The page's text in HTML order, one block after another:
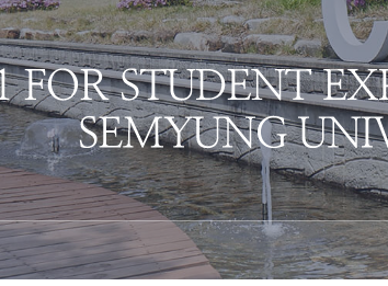
인사말 역대총장
제8,9대 총장 이용걸
제6,7대 총장 김유성
제5대 총장 김광림
제4대 총장 염재선
일반ㆍ경영행정복지대학원
처
취·창업지원처 소개 학생종합
외국어학부
아트앤산업디자인학과
실내디자인학과
시각·영상디자인학과
패션디자인학과
공연예술학과
영화웹툰애니메이션학과
미디어문화학부
행정
법학과
부동산
소방방
경영학
회계세
글로벌
호텔경
관광경
항공서
교직과정안내
교직교육 목적 및 교육목표
이수안내
교직과목 해설
신청서 다운로드
연계
연계
e-
정밀
화장
천연
학생상담/심리 권익보호
대학축제 학생자치기구
총학생회
교내학술연구비 지원 국제학
국제학술회의 참가경비 지원
세명대학교 연구윤리 생명윤
교육혁신·학생성공본부 대학
교무연구처 기획실 학생처
산학협력단
학술정보원 평생교육원
공자학원
일반공지 장학 및 학사안내
교원(강사,겸임교원포함)채용정보
학생활동 캠퍼스풍경
아카데
다이